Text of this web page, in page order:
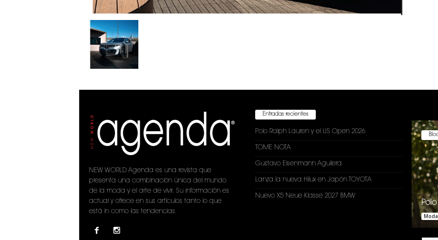
NEW WORLD Agenda es una revista que
presenta una combinación única del mundo
de la moda y el arte de vivir. Su información es
actual y ofrece en sus artículos tanto lo que
está in como las tendencias.
Entradas recientes
Polo Ralph Lauren y el US Open 2026
TOME NOTA
Gustavo Eisenmann Aguilera
Lanza la nueva Hilux en Japón TOYOTA
Nuevo X5 Neue Klasse 2027 BMW
Moda